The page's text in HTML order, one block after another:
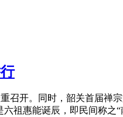
开。同时，韶关首届禅
惠能诞辰，即民间称之“